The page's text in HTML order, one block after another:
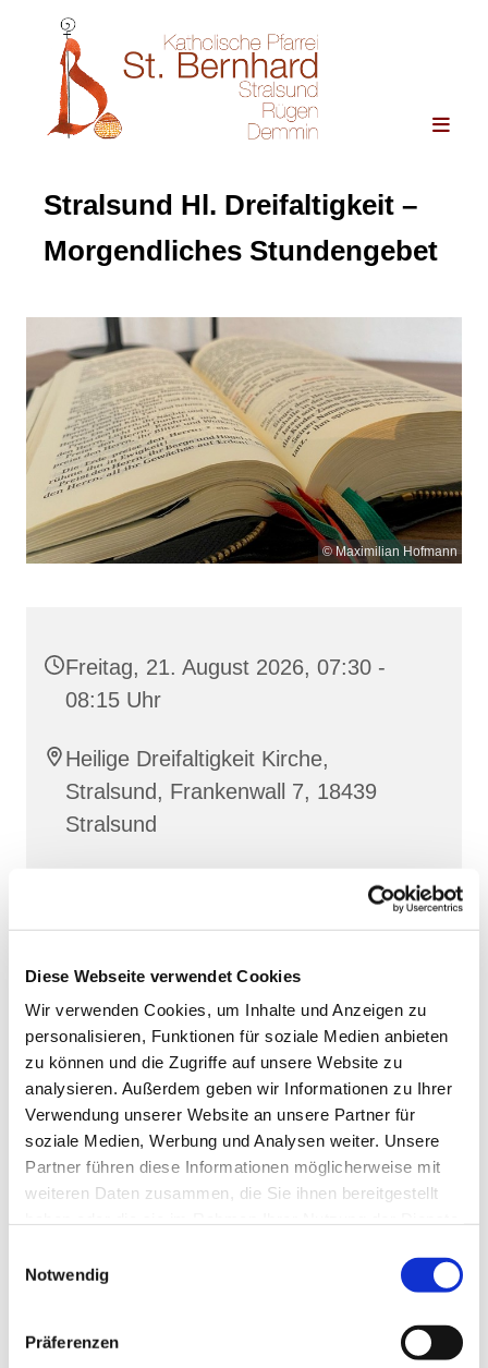
Diese Webseite verwendet Cookies
Wir verwenden Cookies, um Inhalte und Anzeigen zu
personalisieren, Funktionen für soziale Medien anbieten
zu können und die Zugriffe auf unsere Website zu
analysieren. Außerdem geben wir Informationen zu Ihrer
Verwendung unserer Website an unsere Partner für
soziale Medien, Werbung und Analysen weiter. Unsere
Partner führen diese Informationen möglicherweise mit
weiteren Daten zusammen, die Sie ihnen bereitgestellt
Notwendig
Präferenzen
Stralsund Hl. Dreifaltigkeit –
Morgendliches Stundengebet
© Maximilian Hofmann
Freitag, 21. August 2026, 07:30 -
08:15 Uhr
Heilige Dreifaltigkeit Kirche,
Stralsund, Frankenwall 7, 18439
Stralsund
Lesehore
und die Laudes
. Dazu hören wir das
stiller Meditation.
ZumMitbetenempfehlen wirstundengebet.de
das auch als kostenloseAndroid- undiOS-App
zur Verfügung steht.